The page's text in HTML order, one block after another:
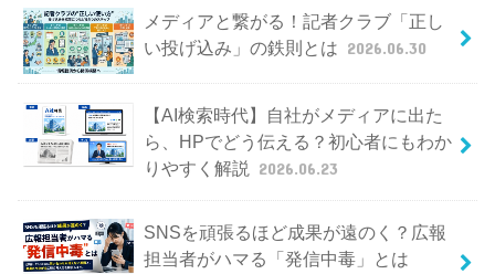
メディアと繋がる！記者クラブ「正し
い投げ込み」の鉄則とは 2026.06.30
【AI検索時代】自社がメディアに出た
ら、HPでどう伝える？初心者にもわか
りやすく解説
2026.06.23
SNSを頑張るほど成果が遠のく？広報
担当者がハマる「発信中毒」とは